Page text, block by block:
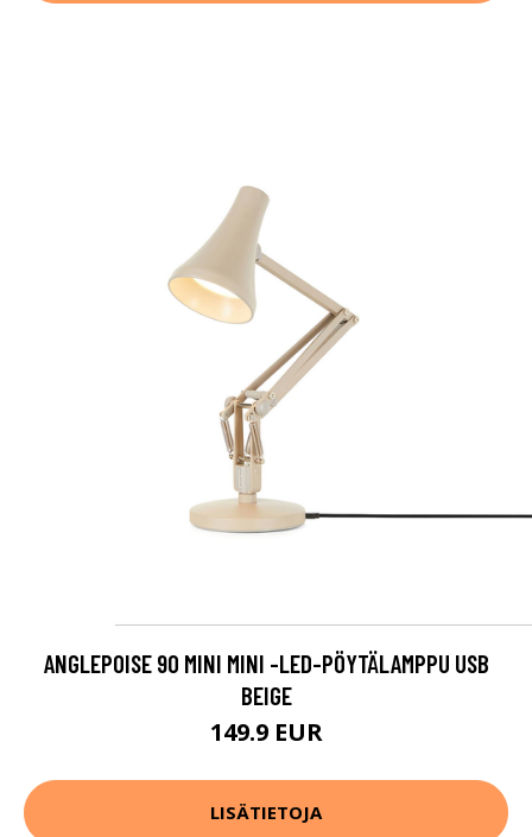
ANGLEPOISE 90 MINI MINI -LED-PÖYTÄLAMPPU USB
BEIGE
149.9 EUR
LISÄTIETOJA